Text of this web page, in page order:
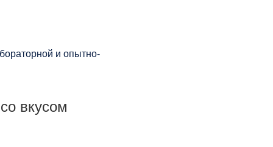
и опытно-
вкусом